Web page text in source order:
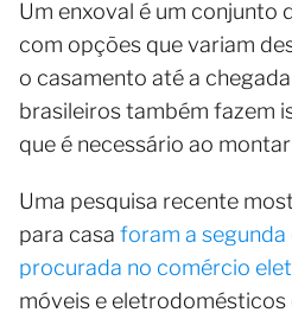
Um enxoval é um conjunto
com opções que variam
o casamento até a
brasileiros também fazem
que é necessário ao
Uma pesquisa recente
para casa foram a
procurada no comércio
móveis e eletrodomésticos